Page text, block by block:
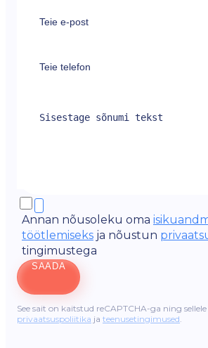
Annan nõusoleku oma
töötlemiseks ja nõustun
tingimustega
SAADA
See sait on kaitstud reCAPTCHA-ga ning
privaatsuspoliitika ja teenusetingimused